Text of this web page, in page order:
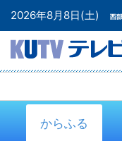
2026年8月8日(土)
からふる